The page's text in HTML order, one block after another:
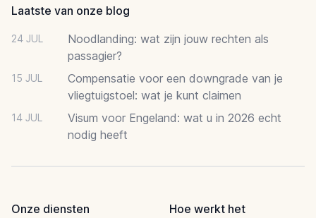
Laatste van onze blog
24 JUL
Noodlanding: wat zijn jouw rechten als
passagier?
15 JUL
Compensatie voor een downgrade van je
vliegtuigstoel: wat je kunt claimen
14 JUL
Visum voor Engeland: wat u in 2026 echt
nodig heeft
Onze diensten
Hoe werkt het